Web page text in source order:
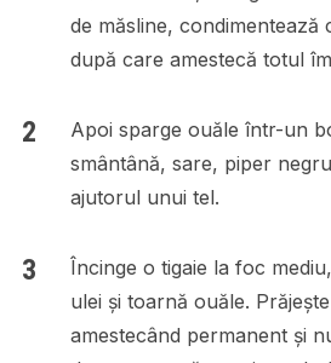
de măsline, condimentează
după care amestecă totul
Apoi sparge ouăle într-un
smântână, sare, piper
ajutorul unui tel.
Încinge o tigaie la foc
ulei și toarnă ouăle.
amestecând permanent și